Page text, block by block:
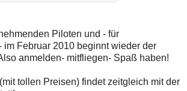
Piloten und - für
im Februar 2010 beginnt wieder der
anmelden- mitfliegen- Spaß haben!
tollen Preisen) findet zeitgleich mit der